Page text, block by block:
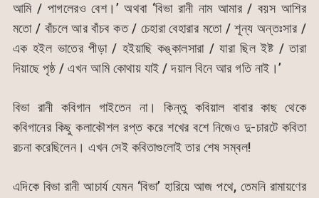
আমি / পাগলেরও বেশ।’ অথবা ‘বিভা রানী নাম আমার / বয়স আশির
মতো / বাঁচলে আর বাঁচব কত / চেহারা বেহারার মতো / শূন্য অন্তঃসার /
এক হইল ভাতের পীড়া / হইয়াছি কঙ্কালসারা / যারা ছিল ইষ্ট / তারা
দিয়াছে পৃষ্ঠ / এখন আমি কোথায় যাই / দয়াল বিনে আর গতি নাই।’
বিভা রানী কবিগান গাইতেন না। কিন্তু কবিয়াল বাবার কাছ থেকে
কবিগানের কিছু কলাকৌশল রপ্ত করে শখের বশে নিজেও দু-চারটে কবিতা
রচনা করেছিলেন। এখন সেই কবিতাগুলোই তার শেষ সম্বল!
এদিকে বিভা রানী আচার্য যেমন ‘বিভা’ হারিয়ে আজ পথে, তেমনি রামায়ণের